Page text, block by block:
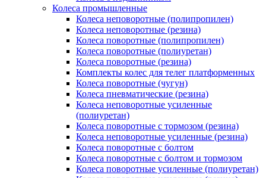
Колеса промышленные
Колеса неповоротные (полипропилен)
Колеса неповоротные (резина)
Колеса поворотные (полипропилен)
Колеса поворотные (полиуретан)
Колеса поворотные (резина)
Комплекты колес для телег платформенных
Колеса поворотные (чугун)
Колеса пневматические (резина)
Колеса неповоротные усиленные
(полиуретан)
Колеса поворотные c тормозом (резина)
Колеса неповоротные усиленные (резина)
Колеса поворотные с болтом
Колеса поворотные с болтом и тормозом
Колеса поворотные усиленные (полиуретан)